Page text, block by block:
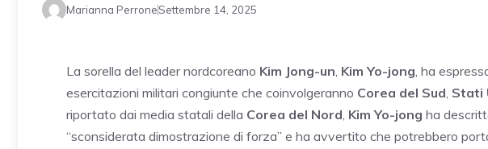
Marianna PerroneSettembre 14, 2025
La sorella del leader nordcoreano Kim Jong-un, Kim Yo-jong, ha
esercitazioni militari congiunte che coinvolgeranno Corea del Sud, Stati
riportato dai media statali della Corea del Nord, Kim Yo-jong ha
“sconsiderata dimostrazione di forza” e ha avvertito che potrebbero